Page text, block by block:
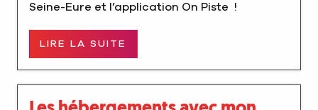
Seine-Eure et l’application On Piste !
LIRE LA SUITE